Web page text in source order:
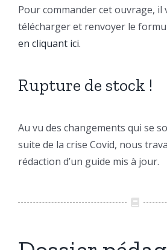
Pour commander cet ouvrage, il
télécharger et renvoyer le
en cliquant ici.
Rupture de stock !
Au vu des changements qui se
suite de la crise Covid, nous
rédaction d’un guide mis à jour.